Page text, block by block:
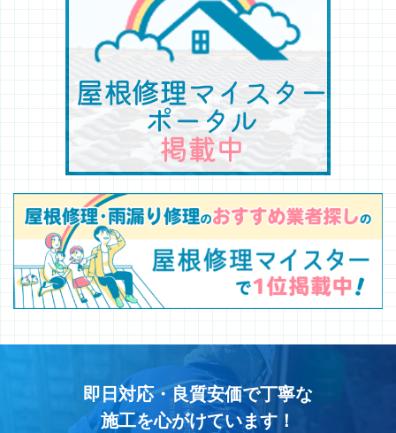
即日対応・良質安価で丁寧な
施工を心がけています！